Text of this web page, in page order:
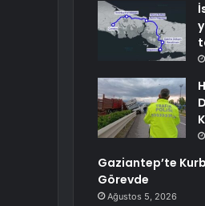
Gaziantep’te
Görevde
Ağustos 5, 2026